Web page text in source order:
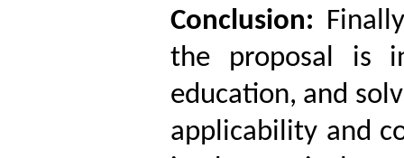
Conclusion:
the proposal is
education, and
applicability and